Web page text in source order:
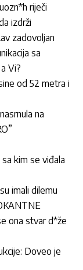
riječi
izdrži
zadovoljan
sa
Vi?
od 52 metra i
na
kim se viđala
imali dilemu
ona stvar d*že
Doveo je